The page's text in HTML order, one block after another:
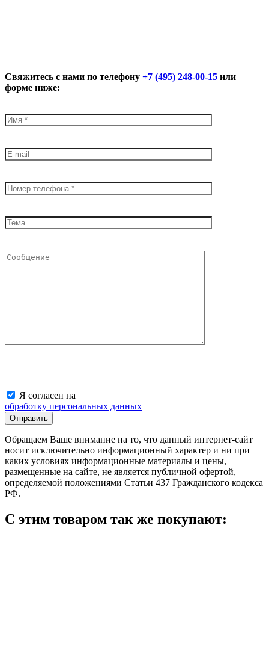
Свяжитесь с нами по телефону +7 (495) 248-00-15 или
форме ниже:
Я согласен на
обработку персональных данных
Обращаем Ваше внимание на то, что данный интернет-сайт
носит исключительно информационный характер и ни при
каких условиях информационные материалы и цены,
размещенные на сайте, не является публичной офертой,
определяемой положениями Статьи 437 Гражданского кодекса
РФ.
С этим товаром так же покупают: